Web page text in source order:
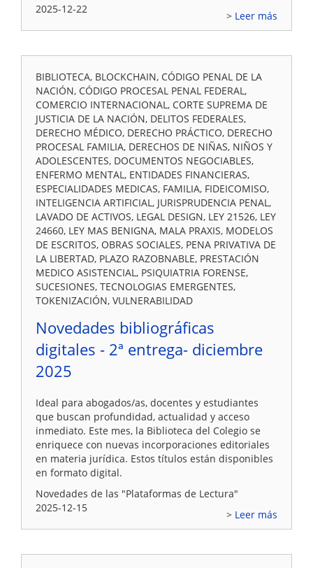
2025-12-22
Leer más
BIBLIOTECA, BLOCKCHAIN, CÓDIGO PENAL DE LA
NACIÓN, CÓDIGO PROCESAL PENAL FEDERAL,
COMERCIO INTERNACIONAL, CORTE SUPREMA DE
JUSTICIA DE LA NACIÓN, DELITOS FEDERALES,
DERECHO MÉDICO, DERECHO PRÁCTICO, DERECHO
PROCESAL FAMILIA, DERECHOS DE NIÑAS, NIÑOS Y
ADOLESCENTES, DOCUMENTOS NEGOCIABLES,
ENFERMO MENTAL, ENTIDADES FINANCIERAS,
ESPECIALIDADES MEDICAS, FAMILIA, FIDEICOMISO,
INTELIGENCIA ARTIFICIAL, JURISPRUDENCIA PENAL,
LAVADO DE ACTIVOS, LEGAL DESIGN, LEY 21526, LEY
24660, LEY MAS BENIGNA, MALA PRAXIS, MODELOS
DE ESCRITOS, OBRAS SOCIALES, PENA PRIVATIVA DE
LA LIBERTAD, PLAZO RAZOBNABLE, PRESTACIÓN
MEDICO ASISTENCIAL, PSIQUIATRIA FORENSE,
SUCESIONES, TECNOLOGIAS EMERGENTES,
TOKENIZACIÓN, VULNERABILIDAD
Novedades bibliográficas
digitales - 2ª entrega- diciembre
2025
Ideal para abogados/as, docentes y estudiantes
que buscan profundidad, actualidad y acceso
inmediato. Este mes, la Biblioteca del Colegio se
enriquece con nuevas incorporaciones editoriales
en materia jurídica. Estos títulos están disponibles
en formato digital.
Novedades de las "Plataformas de Lectura"
2025-12-15
Leer más